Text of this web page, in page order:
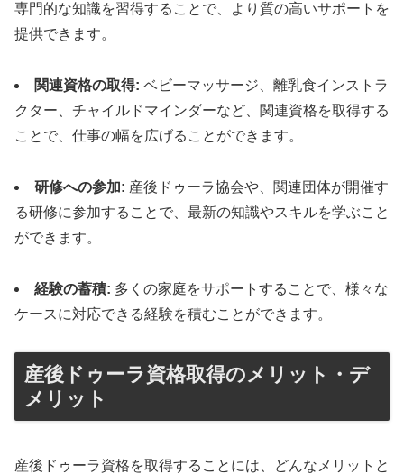
専門的な知識を習得することで、より質の高いサポートを
提供できます。
関連資格の取得: ベビーマッサージ、離乳食インストラ
クター、チャイルドマインダーなど、関連資格を取得する
ことで、仕事の幅を広げることができます。
研修への参加: 産後ドゥーラ協会や、関連団体が開催す
る研修に参加することで、最新の知識やスキルを学ぶこと
ができます。
経験の蓄積: 多くの家庭をサポートすることで、様々な
ケースに対応できる経験を積むことができます。
産後ドゥーラ資格取得のメリット・デ
メリット
産後ドゥーラ資格を取得することには、どんなメリットと